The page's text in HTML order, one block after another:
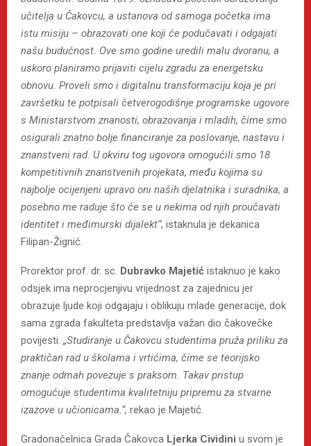
učitelja u Čakovcu, a ustanova od samoga početka ima
istu misiju – obrazovati one koji će podučavati i odgajati
našu budućnost. Ove smo godine uredili malu dvoranu, a
uskoro planiramo prijaviti cijelu zgradu za energetsku
obnovu. Proveli smo i digitalnu transformaciju koja je pri
završetku te potpisali četverogodišnje programske ugovore
s Ministarstvom znanosti, obrazovanja i mladih, čime smo
osigurali znatno bolje financiranje za poslovanje, nastavu i
znanstveni rad. U okviru tog ugovora omogućili smo 18
kompetitivnih znanstvenih projekata, među kojima su
najbolje ocijenjeni upravo oni naših djelatnika i suradnika, a
posebno me raduje što će se u nekima od njih proučavati
identitet i međimurski dijalekt“, istaknula je dekanica
Filipan-Žignić.
Prorektor prof. dr. sc. Dubravko Majetić istaknuo je kako
odsjek ima neprocjenjivu vrijednost za zajednicu jer
obrazuje ljude koji odgajaju i oblikuju mlade generacije, dok
sama zgrada fakulteta predstavlja važan dio čakovečke
povijesti. „Studiranje u Čakovcu studentima pruža priliku za
praktičan rad u školama i vrtićima, čime se teorijsko
znanje odmah povezuje s praksom. Takav pristup
omogućuje studentima kvalitetniju pripremu za stvarne
izazove u učionicama.“, rekao je Majetić.
Gradonačelnica Grada Čakovca Ljerka Cividini u svom je